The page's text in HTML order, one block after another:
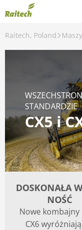
Raitech, Poland
STANDARDZIE
CX5 i
DOSKONAŁA
NOŚĆ
Nowe kombajny
CX6
Części
Serwis
Rolnictwo
Finansowanie
Kariera
O nas
Kontakt